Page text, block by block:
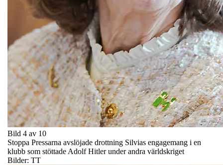
Bild 4 av 10
Stoppa Pressarna avslöjade drottning Silvias engagemang i en
klubb som stöttade Adolf Hitler under andra världskriget
Bilder: TT